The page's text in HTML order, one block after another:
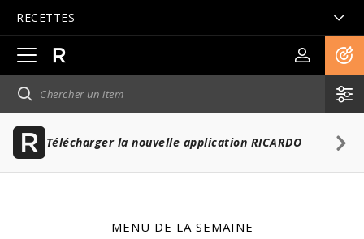
RECETTES
Ouvrir
la
navigation
principale
Télécharger la nouvelle application RICARDO
MENU DE LA SEMAINE